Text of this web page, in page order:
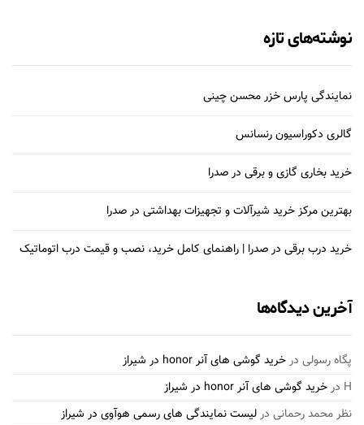
نوشته‌های تازه
نمایندگی پارس خزر محسن چینی
گالری دکوراسیون رنسانس
خرید بخاری گازی و برقی در صدرا
بهترین مرکز خرید شیرآلات و تجهیزات بهداشتی در صدرا
خرید درب برقی در صدرا | راهنمای کامل خرید، نصب و قیمت درب اتوماتیک
آخرین دیدگاه‌ها
پگاه رسولی درخرید گوشی های آنر honor در شیراز
H درخرید گوشی های آنر honor در شیراز
نظر محمد رحمانی درلیست نمایندگی های رسمی هوآوی در شیراز